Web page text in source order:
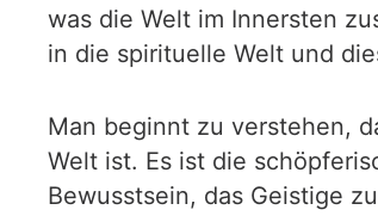
was die Welt im Innersten
in die spirituelle Welt und
Man beginnt zu verstehen,
Welt ist. Es ist die
Bewusstsein, das Geistige